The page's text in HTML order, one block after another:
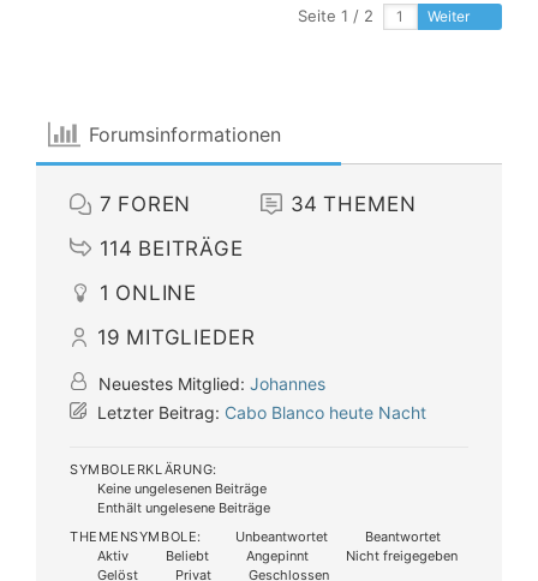
Seite 1 / 2 Weiter
Forumsinformationen
7 FOREN 34 THEMEN
114 BEITRÄGE
1 ONLINE
19 MITGLIEDER
Neuestes Mitglied: Johannes
Letzter Beitrag: Cabo Blanco heute Nacht
SYMBOLERKLÄRUNG:
Keine ungelesenen Beiträge
Enthält ungelesene Beiträge
THEMENSYMBOLE:
Unbeantwortet
Beantwortet
Aktiv
Beliebt Angepinnt
Nicht freigegeben
Gelöst
Privat Geschlossen